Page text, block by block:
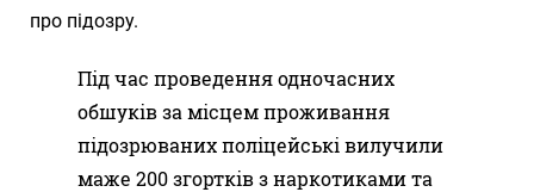
про підозру.
Під час проведення одночасних
обшуків за місцем проживання
підозрюваних поліцейські вилучили
маже 200 згортків з наркотиками та